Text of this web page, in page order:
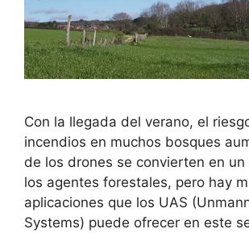
Con la llegada del verano, el
incendios en muchos bosques
de los drones se convierten en un
los agentes forestales, pero hay
aplicaciones que los UAS
Systems) puede ofrecer en este